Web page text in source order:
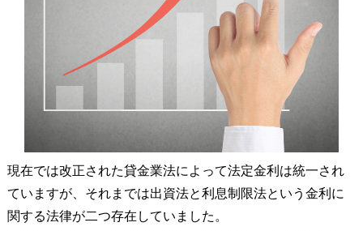
現在では改正された貸金業法によって法定金利は統一され
ていますが、それまでは出資法と利息制限法という金利に
関する法律が二つ存在していました。